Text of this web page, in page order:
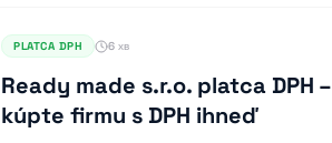
PLATCA DPH 6 хв
Ready made s.r.o. platca DPH –
kúpte firmu s DPH ihneď